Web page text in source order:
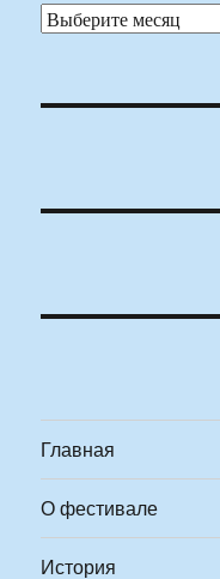
Архивы
Главная
О фестивале
История